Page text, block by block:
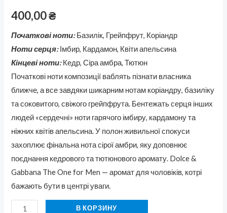
400,00₴
Початкові ноти:Базилік, Грейпфрут, Коріандр
Ноти серця: Імбир, Кардамон, Квіти апельсина
Кінцеві ноти:Кедр, Сіра амбра, Тютюн
Початкові ноти композиції ваблять пізнати власника
ближче, а все завдяки шикарним нотам коріандру, базиліку
та соковитого, свіжого грейпфрута. Бентежать серця інших
людей «сердечні» ноти гарячого імбиру, кардамону та
ніжних квітів апельсина. У полон живильної спокуси
захоплює фінальна нота сірої амбри, яку доповнює
поєднання кедрового та тютюнового аромату. Dolce &
Gabbana The One for Men — аромат для чоловіків, котрі
бажають бути в центрі уваги.
В КОРЗИНУ